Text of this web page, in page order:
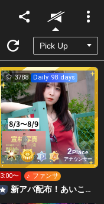
Unmute
2Place
アナウンサー
3788 Daily 98 days
3:00〜 ♪ ファンサ
‪‪新アバ配布！あいこっこroom🐥🌱あいこ